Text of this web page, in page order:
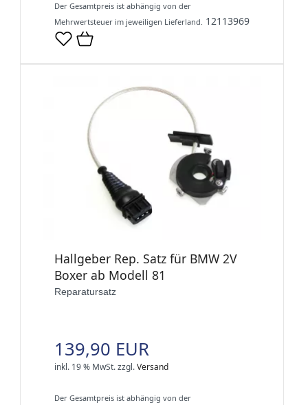
Der Gesamtpreis ist abhängig von der
Mehrwertsteuer im jeweiligen Lieferland. 12113969
Hallgeber Rep. Satz für BMW 2V
Boxer ab Modell 81
Reparatursatz
139,90 EUR
inkl. 19 % MwSt.zzgl.Versand
Der Gesamtpreis ist abhängig von der